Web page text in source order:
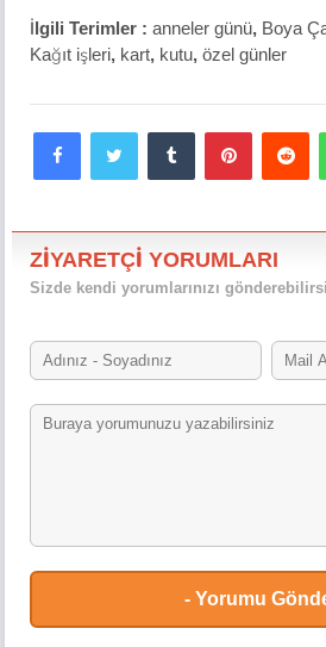
İlgili Terimler :anneler günü, Boya
Kağıt işleri, kart, kutu,özel günler
FacebookTwitter Tumblr Pinterest
ZİYARETÇİ YORUMLARI
Sizde kendi yorumlarınızı